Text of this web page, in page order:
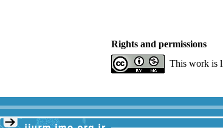
Rights and permissions
This work is